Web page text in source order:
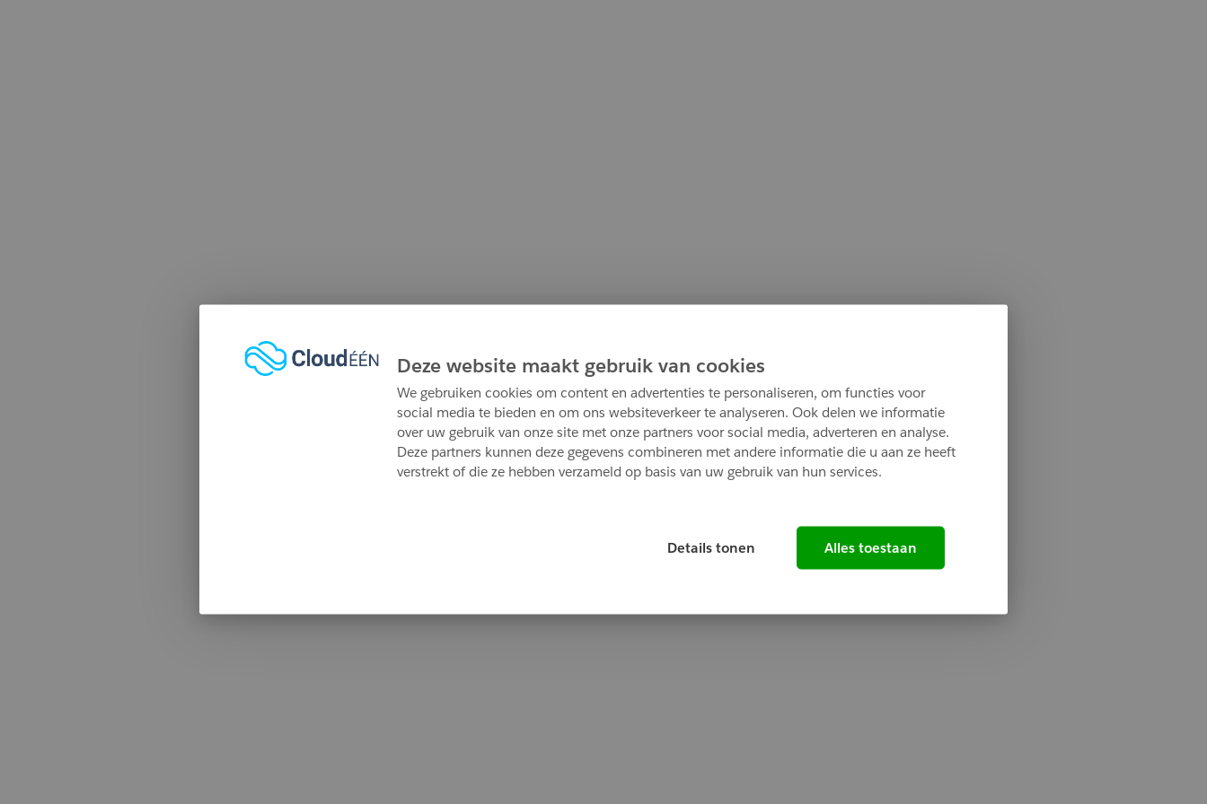
Deze website maakt gebruik van cookies
We gebruiken cookies om content en advertenties te personaliseren, om functies voor
social media te bieden en om ons websiteverkeer te analyseren. Ook delen we informatie
over uw gebruik van onze site met onze partners voor social media, adverteren en analyse.
Deze partners kunnen deze gegevens combineren met andere informatie die u aan ze heeft
verstrekt of die ze hebben verzameld op basis van uw gebruik van hun services.
Details tonen Alles toestaan
Oops!